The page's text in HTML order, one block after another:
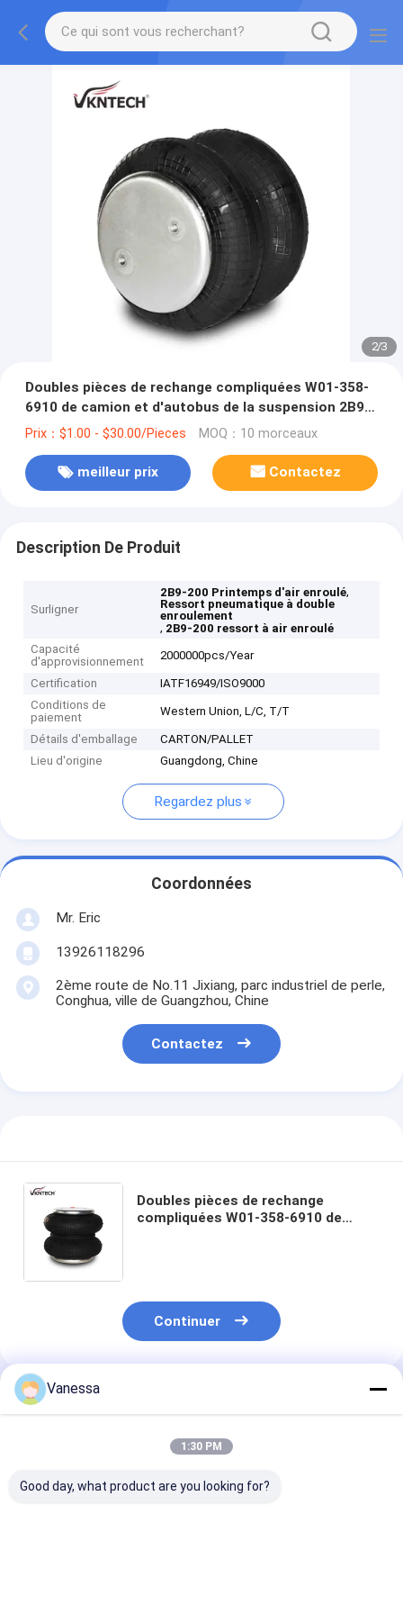
2/3
Doubles pièces de rechange compliquées W01-358-
6910 de camion et d'autobus de la suspension 2B9-
200 d'air du ressort pneumatique FD200-19
Prix：$1.00 - $30.00/Pieces MOQ：10 morceaux
meilleur prix Contactez
Description De Produit
Surligner
2B9-200 Printemps d'air enroulé,
Ressort pneumatique à double
enroulement
, 2B9-200 ressort à air enroulé
Capacité
d'approvisionnement
2000000pcs/Year
Certification
IATF16949/ISO9000
Conditions de
paiement
Western Union, L/C, T/T
Détails d'emballage
CARTON/PALLET
Lieu d'origine
Guangdong, Chine
Regardez plus
Coordonnées
Mr. Eric
13926118296
2ème route de No.11 Jixiang, parc industriel de perle,
Conghua, ville de Guangzhou, Chine
Contactez
Doubles pièces de rechange
compliquées W01-358-6910 de
Continuer
Produits Recommandés
Vanessa
1:30 PM
Good day, what product are you looking for?